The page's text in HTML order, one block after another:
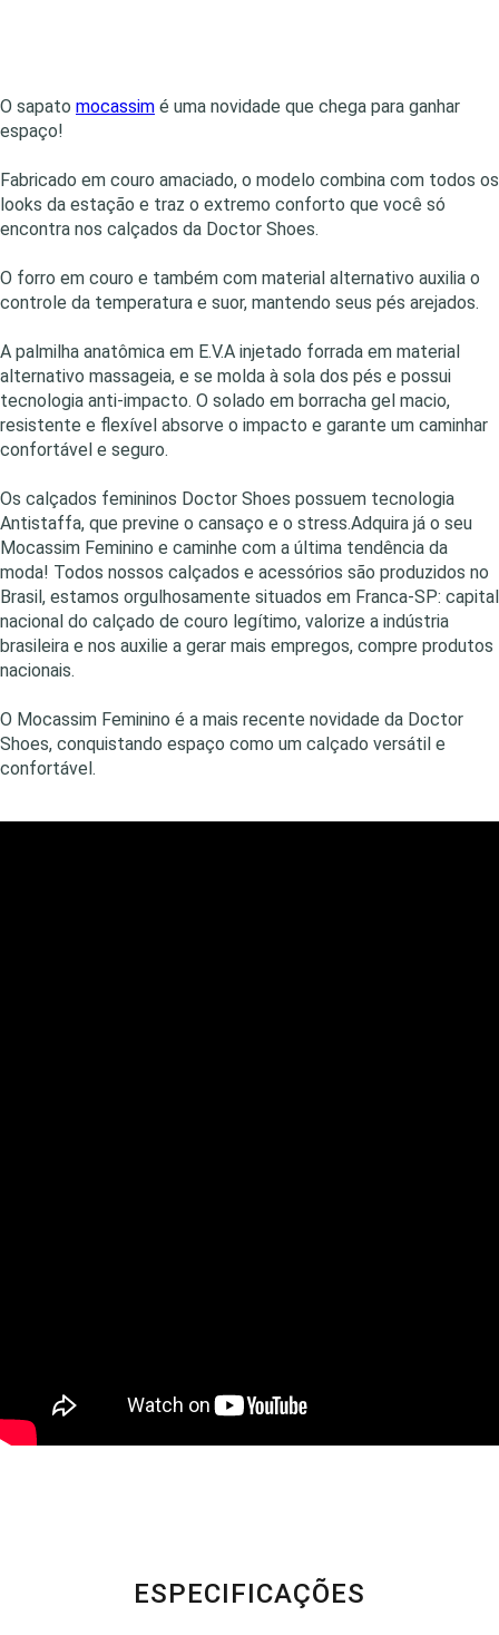
O sapato mocassim é uma novidade que chega para ganhar
espaço!
Fabricado em couro amaciado, o modelo combina com todos os
looks da estação e traz o extremo conforto que você só
encontra nos calçados da Doctor Shoes.
O forro em couro e também com material alternativo auxilia o
controle da temperatura e suor, mantendo seus pés arejados.
A palmilha anatômica em E.V.A injetado forrada em material
alternativo massageia, e se molda à sola dos pés e possui
tecnologia anti-impacto. O solado em borracha gel macio,
resistente e flexível absorve o impacto e garante um caminhar
confortável e seguro.
Os calçados femininos Doctor Shoes possuem tecnologia
Antistaffa, que previne o cansaço e o stress.Adquira já o seu
Mocassim Feminino e caminhe com a última tendência da
moda! Todos nossos calçados e acessórios são produzidos no
Brasil, estamos orgulhosamente situados em Franca-SP: capital
nacional do calçado de couro legítimo, valorize a indústria
brasileira e nos auxilie a gerar mais empregos, compre produtos
nacionais.
O Mocassim Feminino é a mais recente novidade da Doctor
Shoes, conquistando espaço como um calçado versátil e
confortável.
ESPECIFICAÇÕES